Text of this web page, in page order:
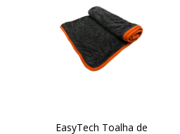
EasyTech Toalha de